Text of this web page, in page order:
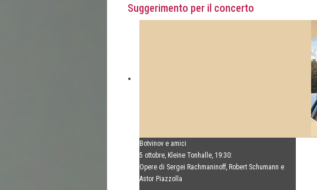
Suggerimento per il concerto
Botvinov e amici
5 ottobre, Kleine Tonhalle, 19:30:
Opere di Sergei Rachmaninoff, Robert Schumann e
Astor Piazzolla